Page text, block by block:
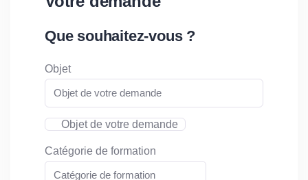
Que souhaitez-vous ?
Objet
Objet de votre demande
Catégorie de formation